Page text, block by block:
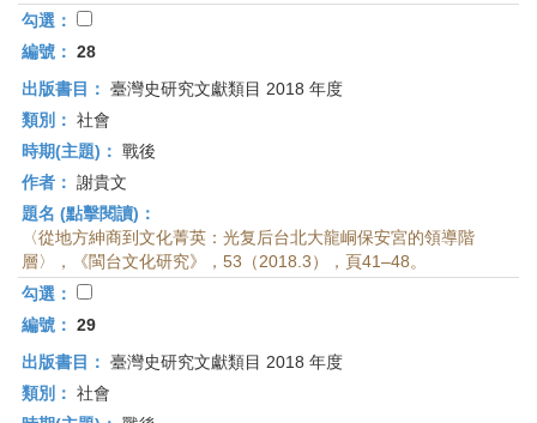
勾選：
編號： 28
出版書目： 臺灣史研究文獻類目 2018 年度
類別： 社會
時期(主題)： 戰後
作者： 謝貴文
題名 (點擊閱讀)：
〈從地方紳商到文化菁英：光复后台北大龍峒保安宮的領導階
層〉，《閩台文化研究》，53（2018.3），頁41–48。
勾選：
編號： 29
出版書目： 臺灣史研究文獻類目 2018 年度
類別： 社會